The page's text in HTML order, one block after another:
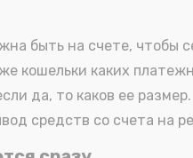
быть на счете, чтобы
кошельки каких
да, то каков ее размер.
средств со счета на